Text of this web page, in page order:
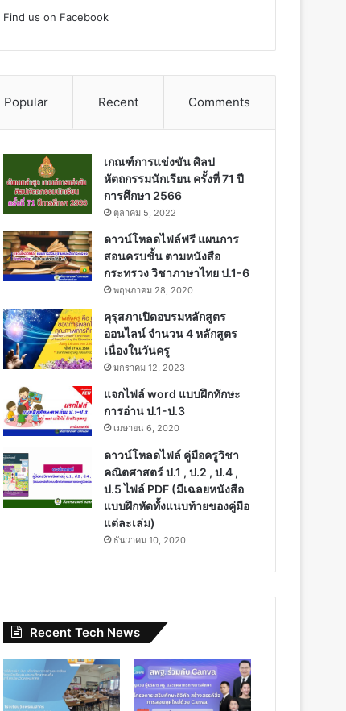
Find us on Facebook
Popular Recent Comments
เกณฑ์การแข่งขัน ศิลป
หัตถกรรมนักเรียน ครั้งที่ 71 ปี
การศึกษา 2566
ตุลาคม 5, 2022
ดาวน์โหลดไฟล์ฟรี แผนการ
สอนครบชั้น ตามหนังสือ
กระทรวง วิชาภาษาไทย ป.1-6
พฤษภาคม 28, 2020
คุรุสภาเปิดอบรมหลักสูตร
ออนไลน์ จำนวน 4 หลักสูตร
เนื่องในวันครู
มกราคม 12, 2023
แจกไฟล์ word แบบฝึกทักษะ
การอ่าน ป.1-ป.3
เมษายน 6, 2020
ดาวน์โหลดไฟล์ คู่มือครูวิชา
คณิตศาสตร์ ป.1 , ป.2 , ป.4 ,
ป.5 ไฟล์ PDF (มีเฉลยหนังสือ
แบบฝึกหัดทั้งแนบท้ายของคู่มือ
แต่ละเล่ม)
ธันวาคม 10, 2020
Recent Tech News